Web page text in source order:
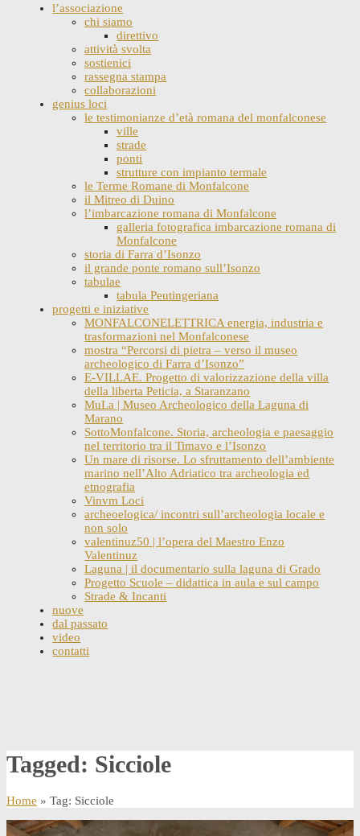
contentl’associazione
chi siamo
direttivo
attività svolta
sostienici
rassegna stampa
collaborazioni
genius loci
le testimonianze d’età romana del monfalconese
ville
strade
ponti
strutture con impianto termale
le Terme Romane di Monfalcone
il Mitreo di Duino
l’imbarcazione romana di Monfalcone
galleria fotografica imbarcazione romana di
Monfalcone
storia di Farra d’Isonzo
il grande ponte romano sull’Isonzo
tabulae
tabula Peutingeriana
progetti e iniziative
MONFALCONELETTRICA energia, industria e
trasformazioni nel Monfalconese
mostra “Percorsi di pietra – verso il museo
archeologico di Farra d’Isonzo”
E-VILLAE. Progetto di valorizzazione della villa
della liberta Peticia, a Staranzano
MuLa | Museo Archeologico della Laguna di
Marano
SottoMonfalcone. Storia, archeologia e paesaggio
nel territorio tra il Timavo e l’Isonzo
Un mare di risorse. Lo sfruttamento dell’ambiente
marino nell’Alto Adriatico tra archeologia ed
etnografia
Vinvm Loci
archeoelogica/ incontri sull’archeologia locale e
non solo
valentinuz50 | l’opera del Maestro Enzo
Valentinuz
Laguna | il documentario sulla laguna di Grado
Progetto Scuole – didattica in aula e sul campo
Strade & Incanti
nuove
dal passato
video
contatti
Tagged: Sicciole
Home » Tag: Sicciole